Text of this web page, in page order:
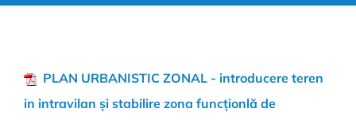
PLAN URBANISTIC ZONAL - introducere teren
in intravilan și stabilire zona funcționlă de